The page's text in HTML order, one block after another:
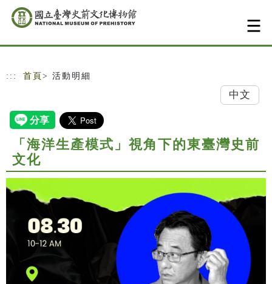
跳到主要內容
網站導覽
::: 首頁 > 活動明細
中文
「海洋生產模式」視角下的東臺灣史前
文化